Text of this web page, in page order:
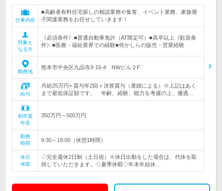
仕事内容
■高齢者有料住宅探しの相談業務や集客、イベント業務、家族冊
子関連業務をお任せしていきます！
対象と
なる方
《必須条件》■普通自動車免許（AT限定可）■高卒以上《歓迎条
件》■医療・福祉業界での経験■何かしらの販売・営業経験
勤務地
熊本市中央区九品寺3-15-4 NWビル２F
給与
月給25万円+ 賞与年2回＋決算賞与（業績による）※上記はあく
まで最低保証額です。 年齢、経験、能力を考慮の上、優遇…
初年度
年収
350万円～500万円
勤務
時間
9:30～18:00（休憩1時間）
休日
休暇
◇完全週休2日制（土日祝）※休日出勤をした場合は、代休を取
得していただきます。◇夏季休暇◇年末年始休…